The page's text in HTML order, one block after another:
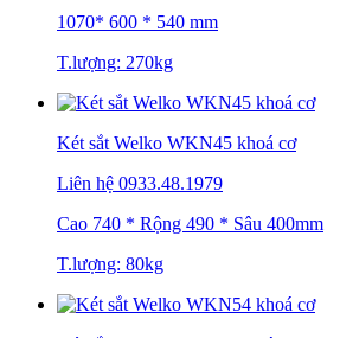
1070* 600 * 540 mm
T.lượng: 270kg
Két sắt Welko WKN45 khoá cơ
Liên hệ 0933.48.1979
Cao 740 * Rộng 490 * Sâu 400mm
T.lượng: 80kg